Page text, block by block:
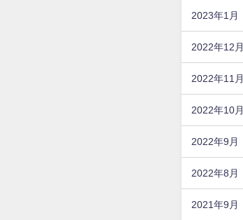
2023年1月
2022年12月
2022年11月
2022年10月
2022年9月
2022年8月
2021年9月